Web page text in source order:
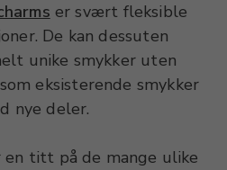
er svært fleksible
De kan dessuten
unike smykker uten
eksisterende smykker
nye deler.
titt på de mange ulike